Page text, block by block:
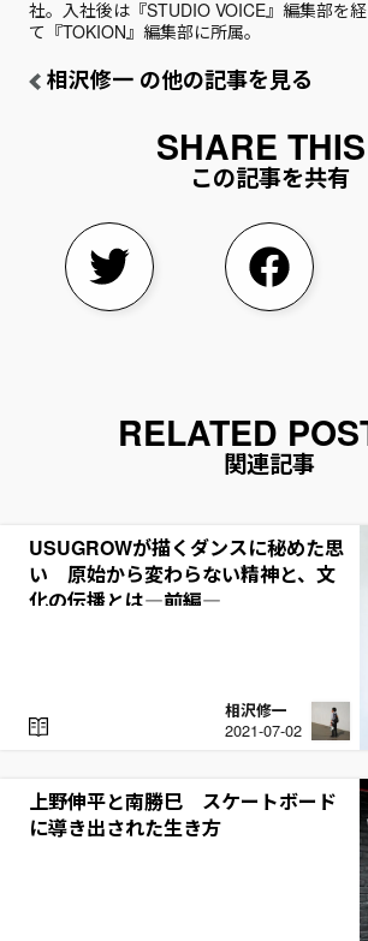
社。入社後は『STUDIO VOICE』編集部を経
て『TOKION』編集部に所属。
相沢修一 の他の記事を見る
この記事を共有
関連記事
USUGROWが描くダンスに秘めた思
い 原始から変わらない精神と、文
化の伝播とは―前編―
相沢修一
2021-07-02
R
E
上野伸平と南勝巳 スケートボード
に導き出された生き方